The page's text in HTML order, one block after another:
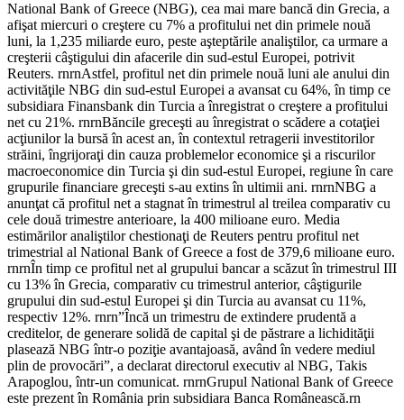
National Bank of Greece (NBG), cea mai mare bancă din Grecia, a
afişat miercuri o creştere cu 7% a profitului net din primele nouă
luni, la 1,235 miliarde euro, peste aşteptările analiştilor, ca urmare a
creşterii câştigului din afacerile din sud-estul Europei, potrivit
Reuters. rnrnAstfel, profitul net din primele nouă luni ale anului din
activităţile NBG din sud-estul Europei a avansat cu 64%, în timp ce
subsidiara Finansbank din Turcia a înregistrat o creştere a profitului
net cu 21%. rnrnBăncile greceşti au înregistrat o scădere a cotaţiei
acţiunilor la bursă în acest an, în contextul retragerii investitorilor
străini, îngrijoraţi din cauza problemelor economice şi a riscurilor
macroeconomice din Turcia şi din sud-estul Europei, regiune în care
grupurile financiare greceşti s-au extins în ultimii ani. rnrnNBG a
anunţat că profitul net a stagnat în trimestrul al treilea comparativ cu
cele două trimestre anterioare, la 400 milioane euro. Media
estimărilor analiştilor chestionaţi de Reuters pentru profitul net
trimestrial al National Bank of Greece a fost de 379,6 milioane euro.
rnrnÎn timp ce profitul net al grupului bancar a scăzut în trimestrul III
cu 13% în Grecia, comparativ cu trimestrul anterior, câştigurile
grupului din sud-estul Europei şi din Turcia au avansat cu 11%,
respectiv 12%. rnrn”Încă un trimestru de extindere prudentă a
creditelor, de generare solidă de capital şi de păstrare a lichidităţii
plasează NBG într-o poziţie avantajoasă, având în vedere mediul
plin de provocări”, a declarat directorul executiv al NBG, Takis
Arapoglou, într-un comunicat. rnrnGrupul National Bank of Greece
este prezent în România prin subsidiara Banca Românească.rn